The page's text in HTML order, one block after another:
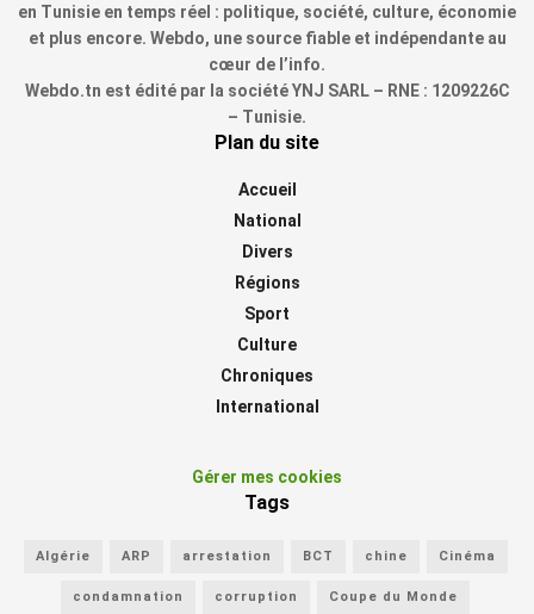
en Tunisie en temps réel : politique, société, culture, économie
et plus encore. Webdo, une source fiable et indépendante au
cœur de l’info.
Webdo.tn est édité par la société YNJ SARL – RNE : 1209226C
– Tunisie.
Plan du site
Accueil
National
Divers
Régions
Sport
Culture
Chroniques
International
Gérer mes cookies
Tags
Algérie ARP arrestation BCT chine Cinéma
condamnation corruption Coupe du Monde